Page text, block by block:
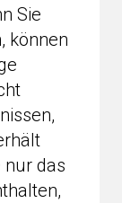
Sie
können
nur das